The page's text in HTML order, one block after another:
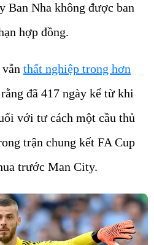
Ban Nha không được ban
hợp đồng.
thất nghiệp trong hơn
đã 417 ngày kể từ khi
với tư cách một cầu thủ
trận chung kết FA Cup
trước Man City.